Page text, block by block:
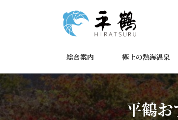
ス
キ
ッ
プ
ン
に
移
動
総合案内 極上の熱海温泉
平鶴